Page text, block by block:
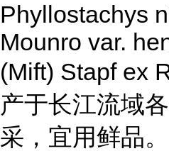
Phyllostachys
Mounro var.
(Mift) Stapf ex
产于长江流域
采，宜用鲜品。